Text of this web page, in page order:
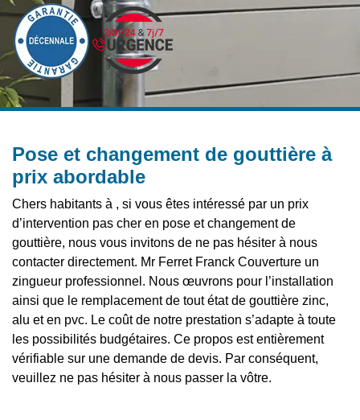
Pose et changement de gouttière à
prix abordable
Chers habitants à , si vous êtes intéressé par un prix
d’intervention pas cher en pose et changement de
gouttière, nous vous invitons de ne pas hésiter à nous
contacter directement. Mr Ferret Franck Couverture un
zingueur professionnel. Nous œuvrons pour l’installation
ainsi que le remplacement de tout état de gouttière zinc,
alu et en pvc. Le coût de notre prestation s’adapte à toute
les possibilités budgétaires. Ce propos est entièrement
vérifiable sur une demande de devis. Par conséquent,
veuillez ne pas hésiter à nous passer la vôtre.